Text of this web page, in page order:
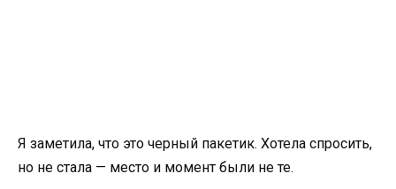
Я заметила, что это черный пакетик. Хотела спросить,
но не стала — место и момент были не те.